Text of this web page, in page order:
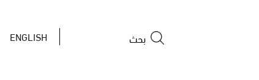
ح
ENGLISH